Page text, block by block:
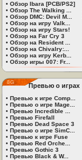
• Обзор Ibara [PCB/PS2]
• Обзор The Walking ...
• Обзор DMC: Devil M...
• Обзор на игру Valk...
• Обзор на игру Stars!
• Обзор на Far Cry 3
• Обзор на Resident ...
• Обзор на Chivalry:...
• Обзор на игру Kerb...
• Обзор игры 007: Fr...
Превью о играх
• Превью к игре Comp...
• Превью о игре Mage...
• Превью Incredible ...
• Превью Firefall
• Превью Dead Space 3
• Превью о игре SimC...
• Превью к игре Fuse
• Превью Red Orche...
• Превью Gothic 3
• Превью Black & W...